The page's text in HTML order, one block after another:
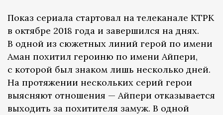
Показ сериала стартовал на телеканале КТРК
в октябре 2018 года и завершился на днях.
В одной из сюжетных линий герой по имени
Аман похитил героиню по имени Айпери,
с которой был знаком лишь несколько дней.
На протяжении нескольких серий герои
выясняют отношения — Айпери отказывается
выходить за похитителя замуж. В одной